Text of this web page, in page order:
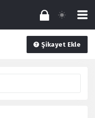
Şikayet Ekle